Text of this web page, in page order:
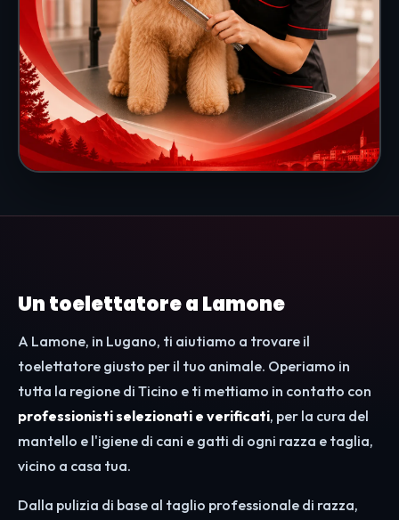
Un toelettatore a Lamone
A Lamone, in Lugano, ti aiutiamo a trovare il
toelettatore giusto per il tuo animale. Operiamo in
tutta la regione di Ticino e ti mettiamo in contatto con
professionisti selezionati e verificati, per la cura del
mantello e l'igiene di cani e gatti di ogni razza e taglia,
vicino a casa tua.
Dalla pulizia di base al taglio professionale di razza,